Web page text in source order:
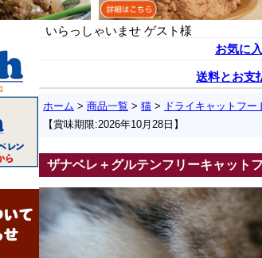
いらっしゃいませ ゲスト様
お気に
送料とお支
ホーム > 商品一覧 > 猫 > ドライキャットフー
【賞味期限:2026年10月28日】
ザナベレ＋グルテンフリーキャット